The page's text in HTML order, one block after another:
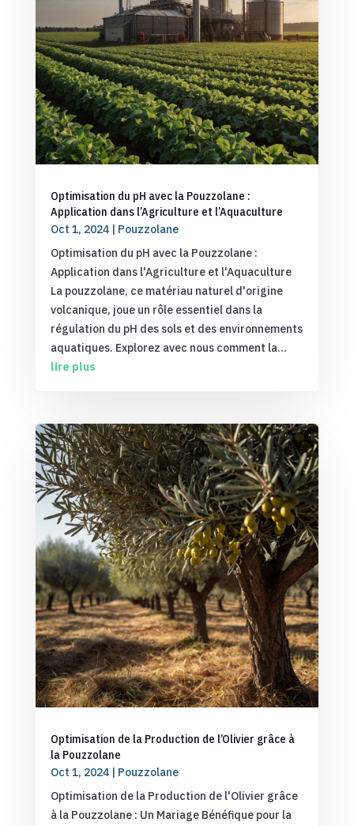
Optimisation du pH avec la Pouzzolane :
Application dans l’Agriculture et l’Aquaculture
Oct 1, 2024| Pouzzolane
Optimisation du pH avec la Pouzzolane :
Application dans l'Agriculture et l'Aquaculture
La pouzzolane, ce matériau naturel d'origine
volcanique, joue un rôle essentiel dans la
régulation du pH des sols et des environnements
aquatiques. Explorez avec nous comment la...
lire plus
Optimisation de la Production de l’Olivier grâce à
la Pouzzolane
Oct 1, 2024| Pouzzolane
Optimisation de la Production de l'Olivier grâce
à la Pouzzolane : Un Mariage Bénéfique pour la